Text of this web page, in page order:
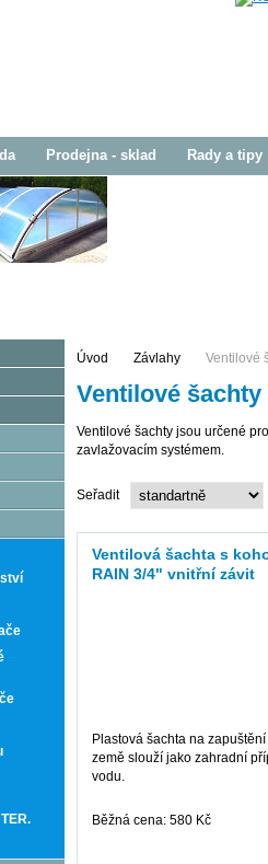
Úvod Závlahy Ventilové
Ventilové šachty
Ventilové šachty jsou určené
zavlažovacím systémem.
Seřadit
Ventilová šachta s
RAIN 3/4" vnitřní závit
Plastová šachta na
země slouží jako zahradní
vodu.
Běžná cena: 580 Kč
Prodejna - sklad Rady a tipy